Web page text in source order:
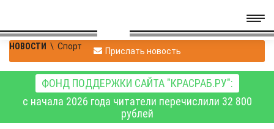
НОВОСТИ \ Спорт Прислать новость
ФОНД ПОДДЕРЖКИ САЙТА "КРАСРАБ.РУ":
с начала 2026 года читатели перечислили 32 800
рублей